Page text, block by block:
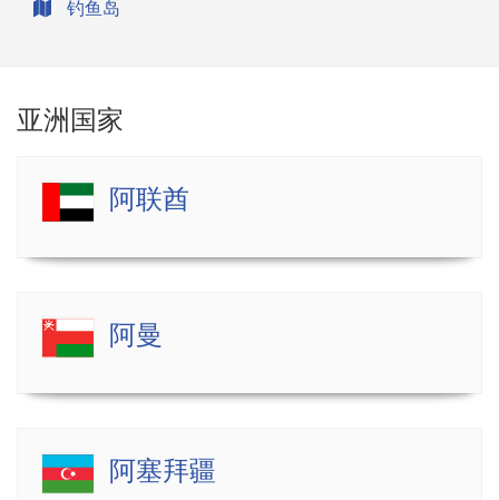
钓鱼岛
亚洲国家
阿联酋
阿曼
阿塞拜疆